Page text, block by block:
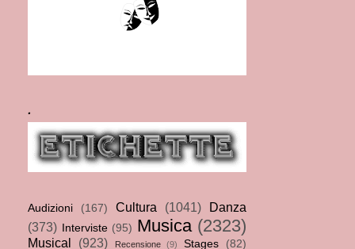
.
Audizioni (167) Cultura (1041)
Danza
(373)
Interviste (95) Musica (2323)
Musical (923) Recensione (9) Stages (82)